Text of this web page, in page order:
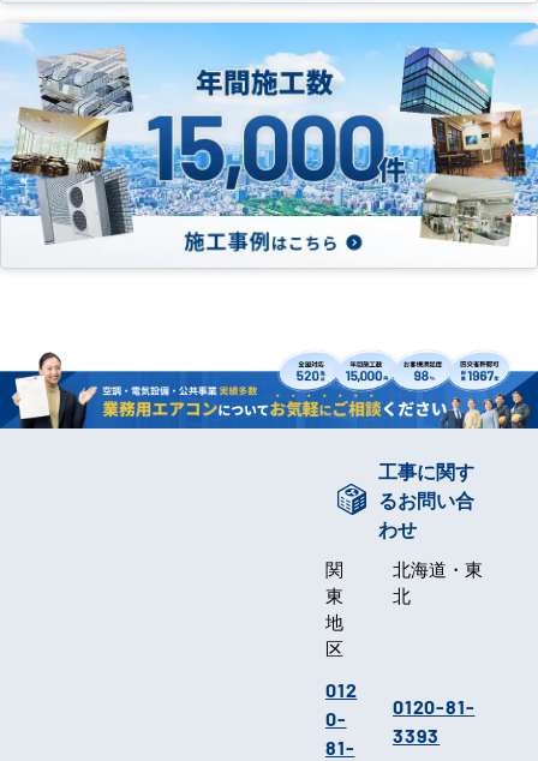
工事に関す
るお問い合
わせ
関
東
地
区
012
0-
81-
北海道・東
北
0120-81-
3393